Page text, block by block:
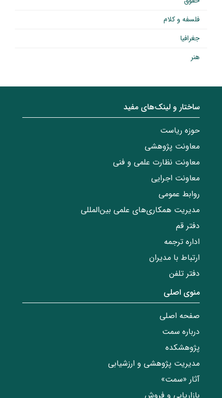
فلسفه و کلام
جغرافیا
هنر
ساختار‌‌ و‌‌ لینک‌های مفید
حوزه ریاست
معاونت پژوهشی
معاونت نظارت علمی و فنی
معاونت اجرایی
روابط عمومی
مدیریت همکاری‌های علمی بین‌المللی
دفتر قم
اداره ترجمه
ارتباط با مدیران
دفتر تلفن
منوی اصلی
صفحه اصلی
درباره سمت
پژوهشکده
مدیریت پژوهشی و ارزشیابی
آثار «سمت»
بازاریابی و فروش